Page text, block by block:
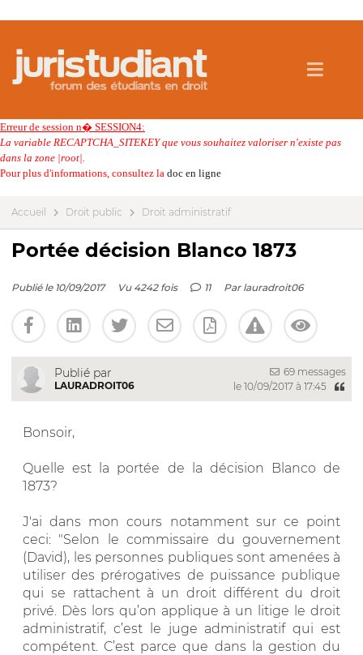
Erreur de session n� SESSION4:
La variable RECAPTCHA_SITEKEY que vous souhaitez valoriser n'existe pas
dans la zone |root|.
Pour plus d'informations, consultez la doc en ligne
Accueil Droit public Droit administratif
Portée décision Blanco 1873
Publié le 10/09/2017 Vu 4242 fois 11 Par lauradroit06
Publié par
LAURADROIT06
69 messages
le 10/09/2017 à 17:45
Bonsoir,
Quelle est la portée de la décision Blanco de
1873?
J'ai dans mon cours notamment sur ce point
ceci: "Selon le commissaire du gouvernement
(David), les personnes publiques sont amenées à
utiliser des prérogatives de puissance publique
qui se rattachent à un droit différent du droit
privé. Dès lors qu’on applique à un litige le droit
administratif, c’est le juge administratif qui est
compétent. C’est parce que dans la gestion du